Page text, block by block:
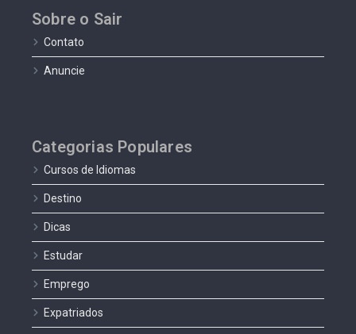
Sobre o Sair
Contato
Anuncie
Categorias Populares
Cursos de Idiomas
Destino
Dicas
Estudar
Emprego
Expatriados